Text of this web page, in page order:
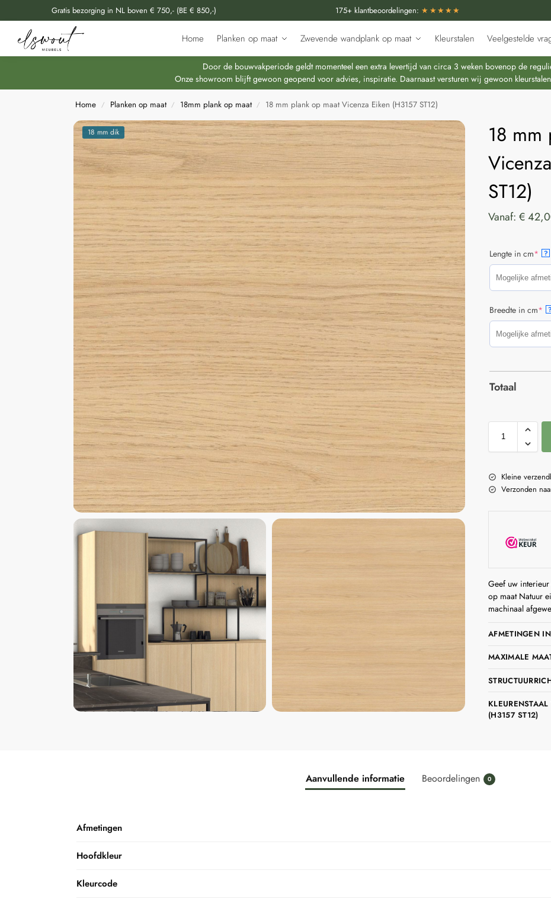
Gratis bezorging in NL boven € 750,- (BE € 850,-) 175+ klantbeoordelingen: ★★★★★
Home Planken op maat Zwevende wandplank op maat Kleurstalen Veelgestelde
Doorzoek al onze producten
Door de bouwvakperiode geldt momenteel een extra levertijd van circa 3 weken bovenop de
Onze showroom blijft gewoon geopend voor advies, inspiratie. Daarnaast versturen wij gewoon
Home / Planken op maat / 18mm plank op maat / 18 mm plank op maat Vicenza Eiken (H3157 ST12)
18 mm dik
18 mm
ST12)
Vanaf:€
Lengte in cm* ?
Breedte in cm*
Totaal
Kleine
Verzonden
Geef uw
op maat Natuur
machinaal
AFMETINGEN
MAXIMALE
(H3157 ST12)
Aanvullende informatie Beoordelingen 0
Afmetingen
Hoofdkleur
Kleurcode